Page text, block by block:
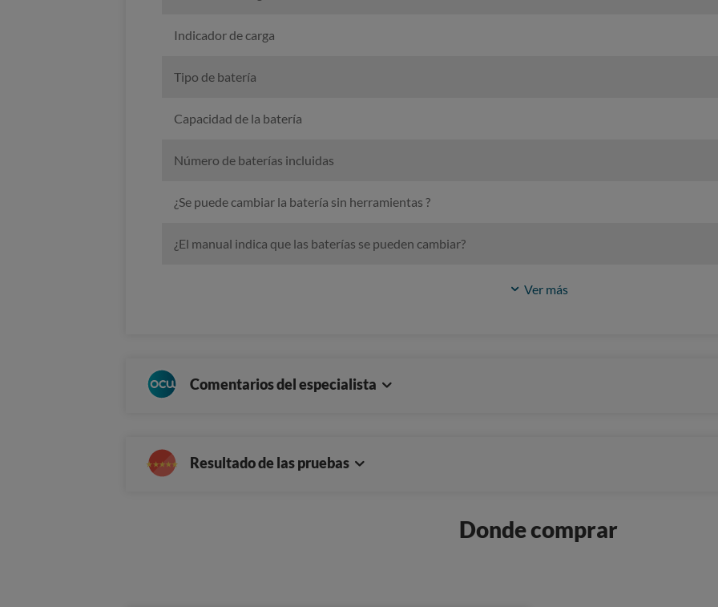
Indicador de carga
Tipo de batería
Capacidad de la batería
Número de baterías incluidas
¿Se puede cambiar la batería sin herramientas ?
¿El manual indica que las baterías se pueden cambiar?
Ver más
Comentarios del especialista
Resultado de las pruebas
Donde comprar